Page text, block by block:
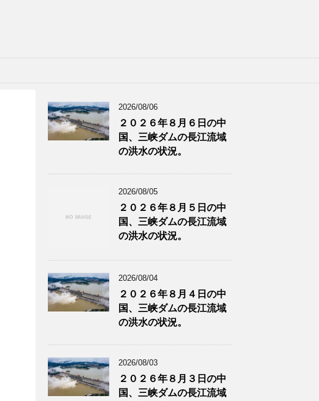
2026/08/06
２０２６年８月６日の中
国、三峡ダムの長江流域
の洪水の状況。
2026/08/05
２０２６年８月５日の中
国、三峡ダムの長江流域
の洪水の状況。
2026/08/04
２０２６年８月４日の中
国、三峡ダムの長江流域
の洪水の状況。
2026/08/03
２０２６年８月３日の中
国、三峡ダムの長江流域